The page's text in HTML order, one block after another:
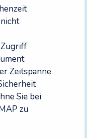
Zeitspanne
Sie bei
zu